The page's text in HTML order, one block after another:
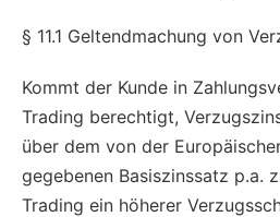
§ 11.1 Geltendmachung von
Kommt der Kunde in
Trading berechtigt,
über dem von der
gegebenen Basiszinssatz p.a.
Trading ein höherer